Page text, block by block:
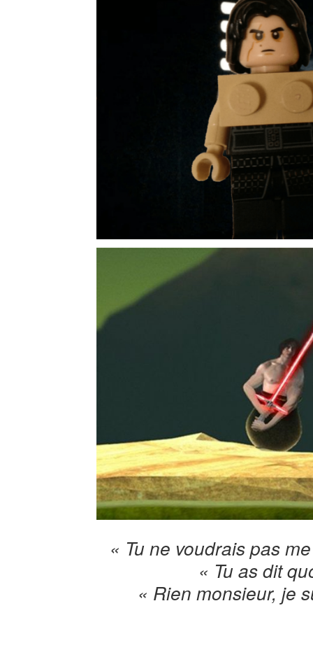
« Tu ne voudrais pas
« Tu as dit
« Rien monsieur, je